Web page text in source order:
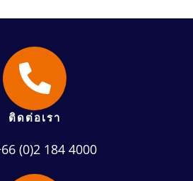
ติดต่อเรา
(0)2 184 4000